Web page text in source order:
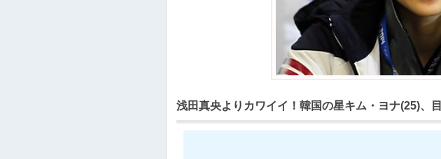
浅田真央よりカワイイ！韓国の星キム・ヨナ(25)、